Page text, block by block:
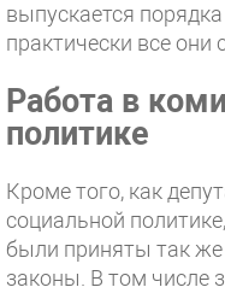
выпускается
практически все они
Работа в
политике
Кроме того, как
социальной
были приняты так
законы. В том числе